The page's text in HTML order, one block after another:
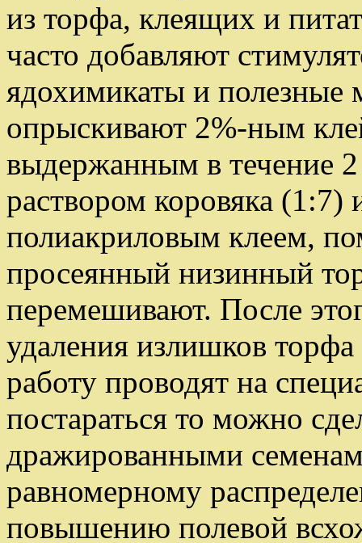
из торфа, клеящих и
часто добавляют
ядохимикаты и
опрыскивают 2%-ным
выдержанным в течение
раствором коровяка (1:7)
полиакриловым клеем,
просеянный низинный
перемешивают. После
удаления излишков
работу проводят на
постараться то можно
дражированными
равномерному
повышению полевой